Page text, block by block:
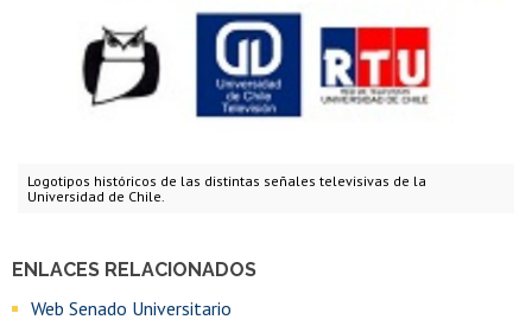
Logotipos históricos de las distintas señales televisivas de la
Universidad de Chile.
ENLACES RELACIONADOS
Web Senado Universitario